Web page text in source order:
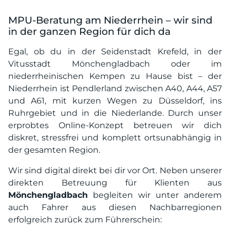
MPU-Beratung am Niederrhein – wir sind
in der ganzen Region für dich da
Egal, ob du in der Seidenstadt Krefeld, in der
Vitusstadt Mönchengladbach oder im
niederrheinischen Kempen zu Hause bist – der
Niederrhein ist Pendlerland zwischen A40, A44, A57
und A61, mit kurzen Wegen zu Düsseldorf, ins
Ruhrgebiet und in die Niederlande. Durch unser
erprobtes Online-Konzept betreuen wir dich
diskret, stressfrei und komplett ortsunabhängig in
der gesamten Region.
Wir sind digital direkt bei dir vor Ort. Neben unserer
direkten Betreuung für Klienten aus
Mönchengladbach begleiten wir unter anderem
auch Fahrer aus diesen Nachbarregionen
erfolgreich zurück zum Führerschein: